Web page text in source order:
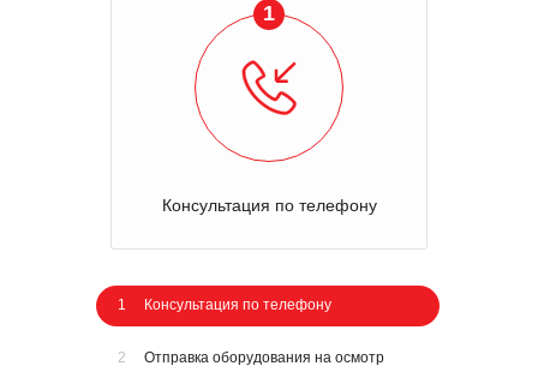
1
Консультация по телефону
1 Консультация по телефону
2 Отправка оборудования на осмотр